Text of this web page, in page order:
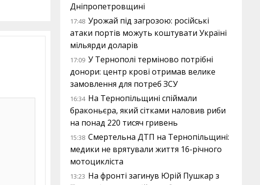
Дніпропетровщині
17:48 Урожай під загрозою: російські
атаки портів можуть коштувати Україні
мільярди доларів
17:09 У Тернополі терміново потрібні
донори: центр крові отримав велике
замовлення для потреб ЗСУ
16:34 На Тернопільщині спіймали
браконьєра, який сітками наловив риби
на понад 220 тисяч гривень
15:38 Смертельна ДТП на Тернопільщині:
медики не врятували життя 16-річного
мотоцикліста
13:23 На фронті загинув Юрій Пушкар з